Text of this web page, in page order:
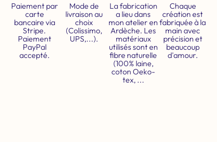
Paiement par
carte
bancaire via
Stripe.
Paiement
PayPal
accepté.
Mode de
livraison au
choix
(Colissimo,
UPS,...).
La fabrication
a lieu dans
mon atelier en
Ardèche. Les
matériaux
utilisés sont en
fibre naturelle
(100% laine,
coton Oeko-
tex, ...
Chaque
création est
fabriquée à la
main avec
précision et
beaucoup
d'amour.